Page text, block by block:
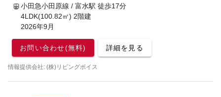
小田急小田原線 / 富水駅 徒歩17分
4LDK(100.82㎡) 2階建
2026年9月
お問い合わせ(無料) 詳細を見る
情報提供会社: (株)リビングボイス